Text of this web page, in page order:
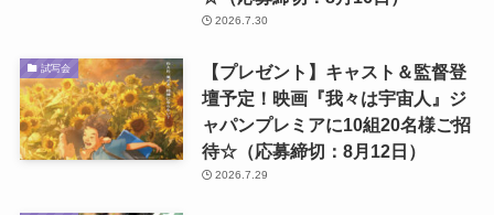
2026.7.30
試写会
【プレゼント】キャスト＆監督登
壇予定！映画『我々は宇宙人』ジ
ャパンプレミアに10組20名様ご招
待☆（応募締切：8月12日）
2026.7.29